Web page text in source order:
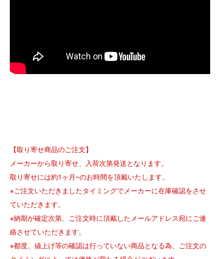
【取り寄せ商品のご注文】
メーカーから取り寄せ、入荷次第発送となります。
取り寄せには約1ヶ月~のお時間を頂戴いたします。
※ご注文いただきましたタイミングでメーカーに在庫確認をさせ
ていただきます。
※納期が確定次第、ご注文時に頂戴したメールアドレス宛にご連
絡させていただきます。
※都度、値上げ等の確認は行っていない商品となる為、ご注文の